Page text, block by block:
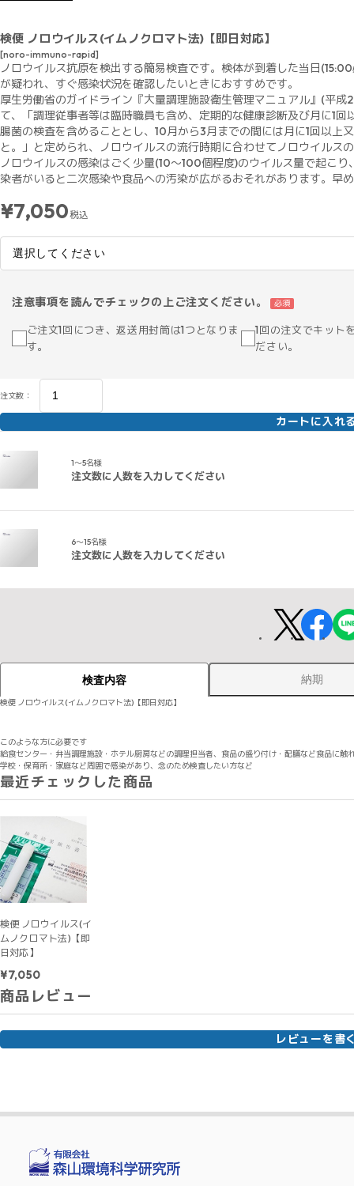
検便 ノロウイルス(イムノクロマト法)【即日対応】
[noro-immuno-rapid]
ノロウイルス抗原を検出する簡易検査です。検体が到着した当日
が疑われ、すぐ感染状況を確認したいときにおすすめです。
厚生労働省のガイドライン『大量調理施設衛生管理マニュアル』(平
て、「調理従事者等は臨時職員も含め、定期的な健康診断及び月に1
腸菌の検査を含めることとし、10月から3月までの間には月に1回以上
と。」と定められ、ノロウイルスの流行時期に合わせてノロウイルス
ノロウイルスの感染はごく少量(10～100個程度)のウイルス量で起こ
染者がいると二次感染や食品への汚染が広がるおそれがあります。早
¥7,050税込
注意事項を読んでチェックの上ご注文ください。 必須
ご注文1回につき、返送用封筒は1つとなりま
す。
1回の注文でキット
ださい。
注文数：
カートに入れ
1～5名様
注文数に人数を入力してください
6～15名様
注文数に人数を入力してください
検査内容 納期
検便 ノロウイルス(イムノクロマト法)【即日対応】
このような方に必要です
給食センター・弁当調理施設・ホテル厨房などの調理担当者、食品の盛り付け・配膳など食品に触
学校・保育所・家庭など周囲で感染があり、念のため検査したい方など
最近チェックした商品
検便 ノロウイルス(イ
ムノクロマト法)【即
日対応】
¥7,050
商品レビュー
レビューを書